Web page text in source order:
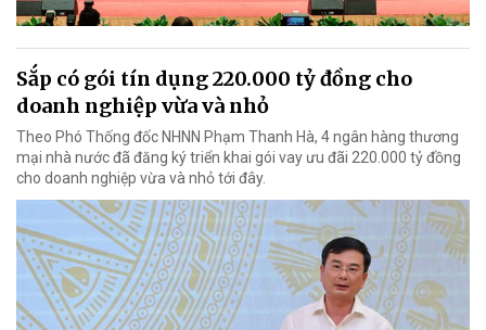
Sắp có gói tín dụng 220.000 tỷ đồng cho
doanh nghiệp vừa và nhỏ
Theo Phó Thống đốc NHNN Phạm Thanh Hà, 4 ngân hàng thương
mại nhà nước đã đăng ký triển khai gói vay ưu đãi 220.000 tỷ đồng
cho doanh nghiệp vừa và nhỏ tới đây.